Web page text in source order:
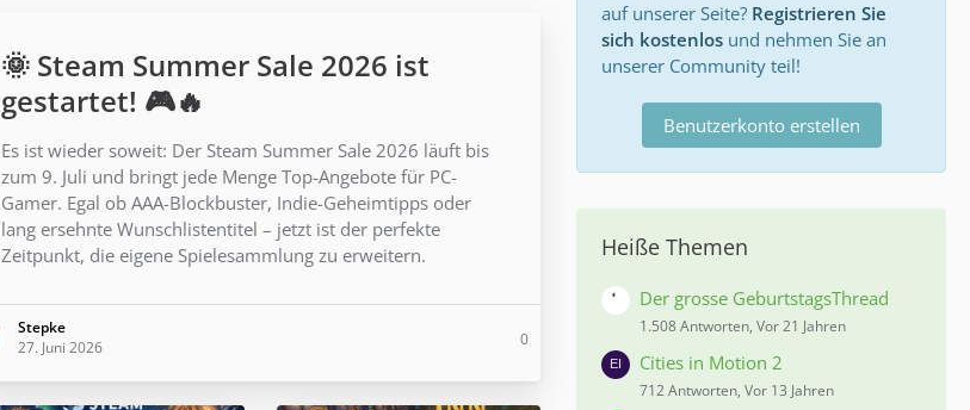
🌞 Steam Summer Sale 2026 ist
gestartet! 🎮🔥
Es ist wieder soweit: Der Steam Summer Sale 2026 läuft bis
zum 9. Juli und bringt jede Menge Top-Angebote für PC-
Gamer. Egal ob AAA-Blockbuster, Indie-Geheimtipps oder
lang ersehnte Wunschlistentitel – jetzt ist der perfekte
Zeitpunkt, die eigene Spielesammlung zu erweitern.
Stepke
27. Juni 2026
0
auf unserer Seite? Registrieren Sie
sich kostenlos und nehmen Sie an
unserer Community teil!
Benutzerkonto erstellen
Heiße Themen
Der grosse GeburtstagsThread
1.508 Antworten, Vor 21 Jahren
Cities in Motion 2
712 Antworten, Vor 13 Jahren